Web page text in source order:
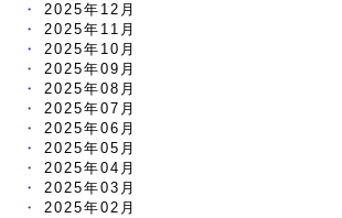
2025年12月
2025年11月
2025年10月
2025年09月
2025年08月
2025年07月
2025年06月
2025年05月
2025年04月
2025年03月
2025年02月